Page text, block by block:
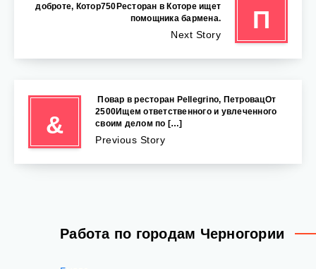
П
доброте, Котор750Ресторан в Которе ищет
помощника бармена.
Next Story
&
‍ Повар в ресторан Pellegrino, ПетровацОт
2500Ищем ответственного и увлеченного
своим делом по […]
Previous Story
Работа по городам Черногории